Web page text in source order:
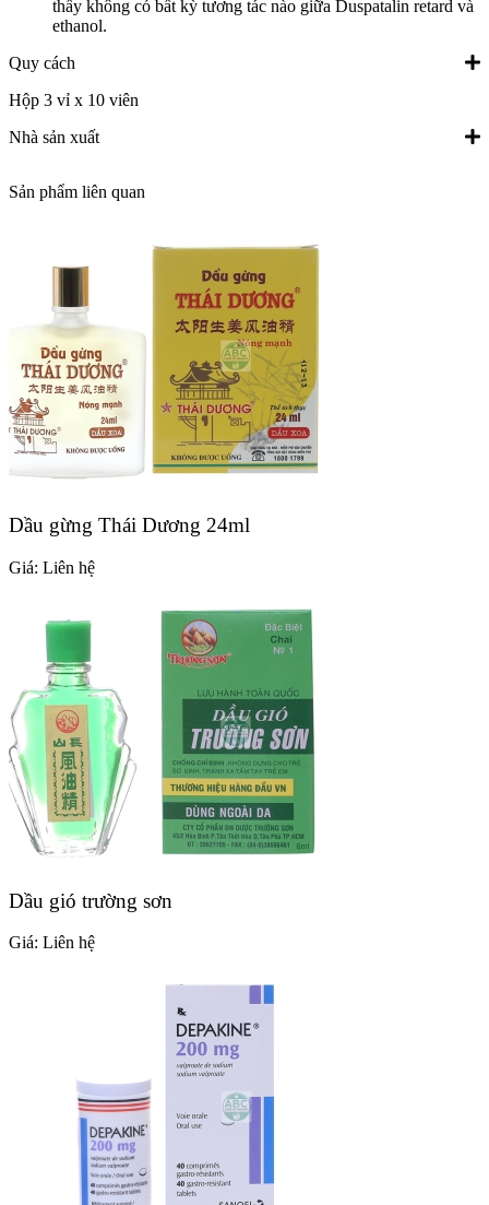
thấy không có bất kỳ tương tác nào giữa Duspatalin retard và
ethanol.
Quy cách
Hộp 3 vỉ x 10 viên
Nhà sản xuất
Sản phẩm liên quan
Dầu gừng Thái Dương 24ml
Giá: Liên hệ
Dầu gió trường sơn
Giá: Liên hệ